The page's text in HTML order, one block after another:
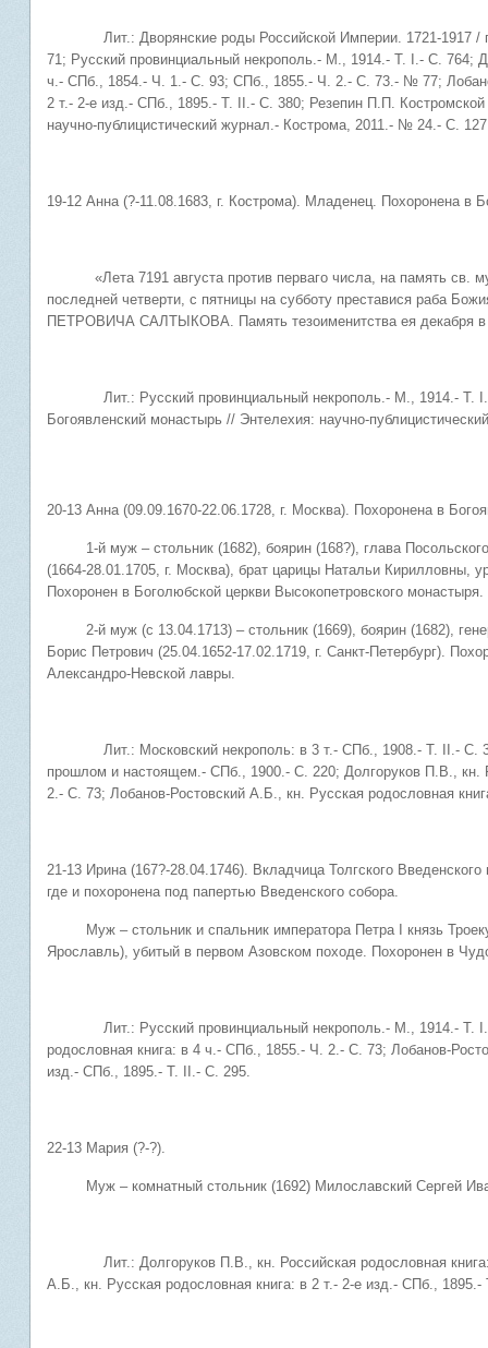
Лит.: Дворянские роды Российской Империи. 1721-1917 /
71; Русский провинциальный некрополь.- М., 1914.- Т. I.- С. 764;
ч.- СПб., 1854.- Ч. 1.- С. 93; СПб., 1855.- Ч. 2.- С. 73.- № 77;
2 т.- 2-е изд.- СПб., 1895.- Т. II.- С. 380; Резепин П.П.
научно-публицистический журнал.- Кострома, 2011.- № 24.- С.
19-12 Анна (?-11.08.1683, г. Кострома). Младенец. Похоронена в
«Лета 7191 августа против перваго числа, на память св.
последней четверти, с пятницы на субботу преставися раба
ПЕТРОВИЧА САЛТЫКОВА. Память тезоименитства ея декабря в
Лит.: Русский провинциальный некрополь.- М., 1914.- Т. I.-
Богоявленский монастырь // Энтелехия: научно-
20-13 Анна (09.09.1670-22.06.1728, г. Москва). Похоронена в
1-й муж – стольник (1682), боярин (168?), глава
(1664-28.01.1705, г. Москва), брат царицы Натальи Кирилловны,
Похоронен в Боголюбской церкви Высокопетровского монастыря.
2-й муж (с 13.04.1713) – стольник (1669), боярин (1682),
Борис Петрович (25.04.1652-17.02.1719, г. Санкт-Петербург).
Александро-Невской лавры.
Лит.: Московский некрополь: в 3 т.- СПб., 1908.- Т. II.- С.
прошлом и настоящем.- СПб., 1900.- С. 220; Долгоруков П.В., кн.
2.- С. 73; Лобанов-Ростовский А.Б., кн. Русская родословная
21-13 Ирина (167?-28.04.1746). Вкладчица Толгского
где и похоронена под папертью Введенского собора.
Муж – стольник и спальник императора Петра I князь
Ярославль), убитый в первом Азовском походе. Похоронен в
Лит.: Русский провинциальный некрополь.- М., 1914.- Т. I.-
родословная книга: в 4 ч.- СПб., 1855.- Ч. 2.- С. 73; Лобанов-
изд.- СПб., 1895.- Т. II.- С. 295.
22-13 Мария (?-?).
Муж – комнатный стольник (1692) Милославский Сергей
Лит.: Долгоруков П.В., кн. Российская родословная книга:
А.Б., кн. Русская родословная книга: в 2 т.- 2-е изд.- СПб.,